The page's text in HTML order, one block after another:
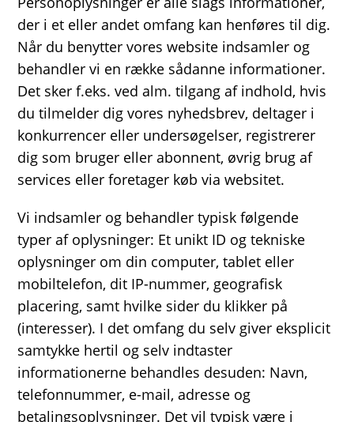
der i et eller andet omfang kan henføres til dig.
Når du benytter vores website indsamler og
behandler vi en række sådanne informationer.
Det sker f.eks. ved alm. tilgang af indhold, hvis
du tilmelder dig vores nyhedsbrev, deltager i
konkurrencer eller undersøgelser, registrerer
dig som bruger eller abonnent, øvrig brug af
services eller foretager køb via websitet.
Vi indsamler og behandler typisk følgende
typer af oplysninger: Et unikt ID og tekniske
oplysninger om din computer, tablet eller
mobiltelefon, dit IP-nummer, geografisk
placering, samt hvilke sider du klikker på
(interesser). I det omfang du selv giver eksplicit
samtykke hertil og selv indtaster
informationerne behandles desuden: Navn,
telefonnummer, e-mail, adresse og
betalingsoplysninger. Det vil typisk være i